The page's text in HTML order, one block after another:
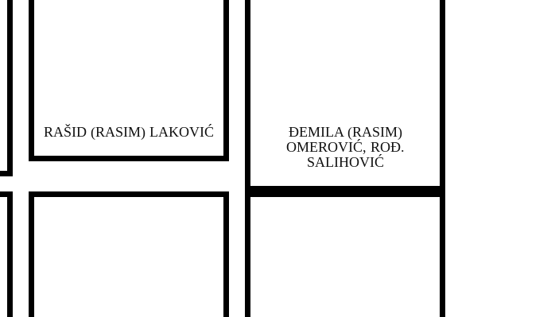
RAŠID (RASIM) LAKOVIĆ
ĐEMILA (RASIM)
OMEROVIĆ, ROĐ.
SALIHOVIĆ